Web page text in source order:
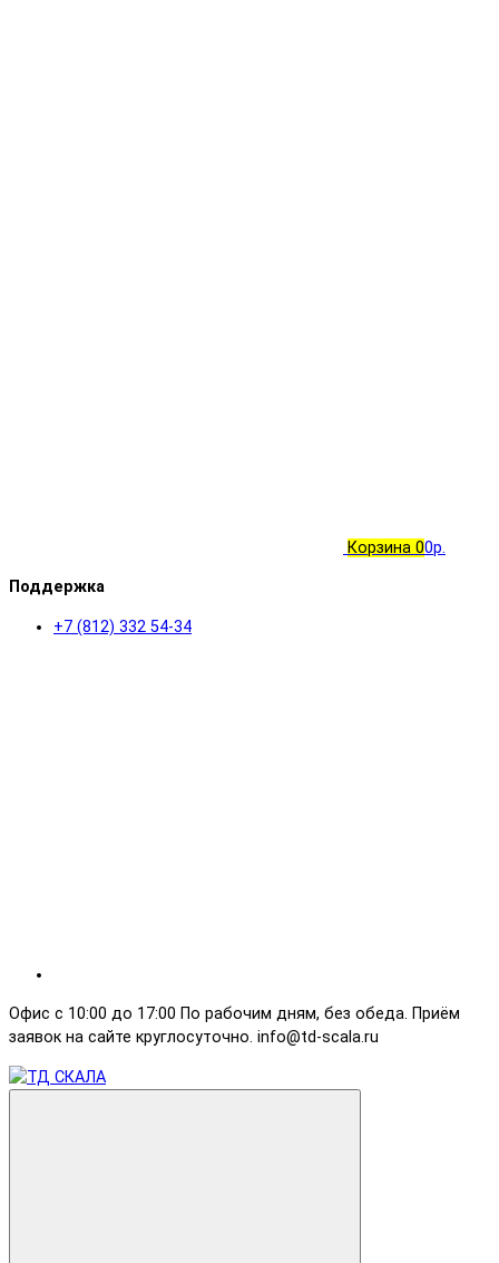
Корзина 00р.
Поддержка
+7 (812) 332 54-34
Офис с 10:00 до 17:00 По рабочим дням, без обеда. Приём
заявок на сайте круглосуточно. info@td-scala.ru